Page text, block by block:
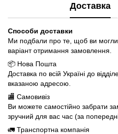
Доставка
Способи доставки
Ми подбали про те, щоб ви могли
варіант отримання замовлення.
📦 Нова Пошта
Доставка по всій Україні до
вказаною адресою.
🏬 Самовивіз
Ви можете самостійно забрати
зручний для вас час (за
🚛 Транспортна компанія